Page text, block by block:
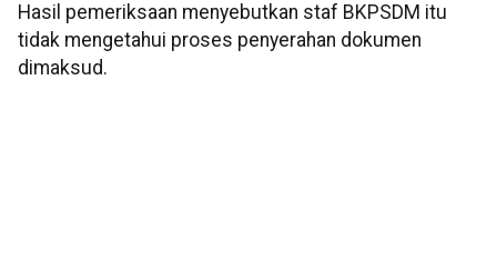
Hasil pemeriksaan menyebutkan staf BKPSDM itu
tidak mengetahui proses penyerahan dokumen
dimaksud.